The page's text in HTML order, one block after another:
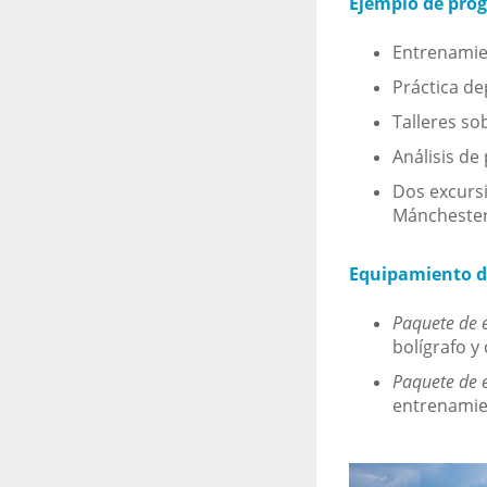
Práctica
Talleres
Análisis
Dos
Equipamiento
Paquete de
bolígrafo y
Paquete de